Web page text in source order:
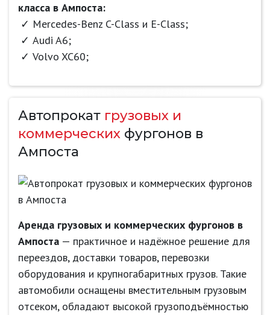
класса в Ампоста:
Mercedes-Benz C-Class и E-Class;
Audi A6;
Volvo XC60;
Автопрокат грузовых и
коммерческих фургонов в
Ампоста
Аренда грузовых и коммерческих фургонов в
Ампоста — практичное и надёжное решение для
переездов, доставки товаров, перевозки
оборудования и крупногабаритных грузов. Такие
автомобили оснащены вместительным грузовым
отсеком, обладают высокой грузоподъёмностью